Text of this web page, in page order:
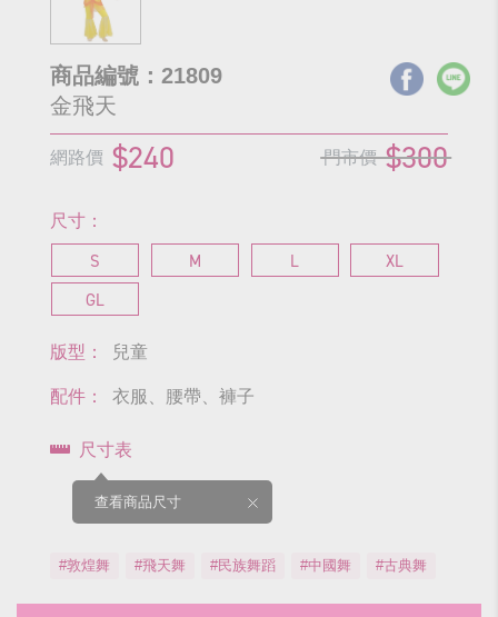
商品編號：21809
金飛天
網路價 $240 門市價 $300
尺寸：
S M L
XL
GL
版型： 兒童
配件： 衣服、腰帶、褲子
尺寸表
查看商品尺寸
#敦煌舞 #飛天舞 #民族舞蹈 #中國舞 #古典舞